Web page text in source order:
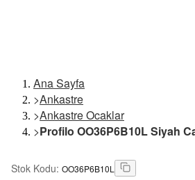
Ana Sayfa
>Ankastre
>Ankastre Ocaklar
>Profilo OO36P6B10L Siyah
Stok Kodu: OO36P6B10L